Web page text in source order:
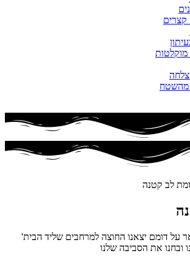
קצרים
מהשטח
לב קטנה
על דומם יצאנו החוצה למרחבים שליד הבית'
ובחנו את הסביבה שלנו